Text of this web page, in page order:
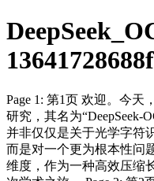
Page 1: 第1页 欢迎。今
研究，其名为“DeepSeek-
并非仅仅是关于光学字符
而是对一个更为根本性问
维度，作为一种高效压缩